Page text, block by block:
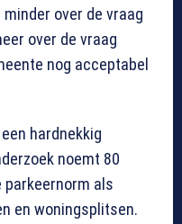
over de vraag
over de vraag
nog acceptabel
hardnekkig
noemt 80
parkeernorm als
en woningsplitsen.